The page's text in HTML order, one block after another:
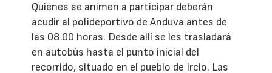
Quienes se animen a participar deberán
acudir al polideportivo de Anduva antes de
las 08.00 horas. Desde allí se les trasladará
en autobús hasta el punto inicial del
recorrido, situado en el pueblo de Ircio. Las